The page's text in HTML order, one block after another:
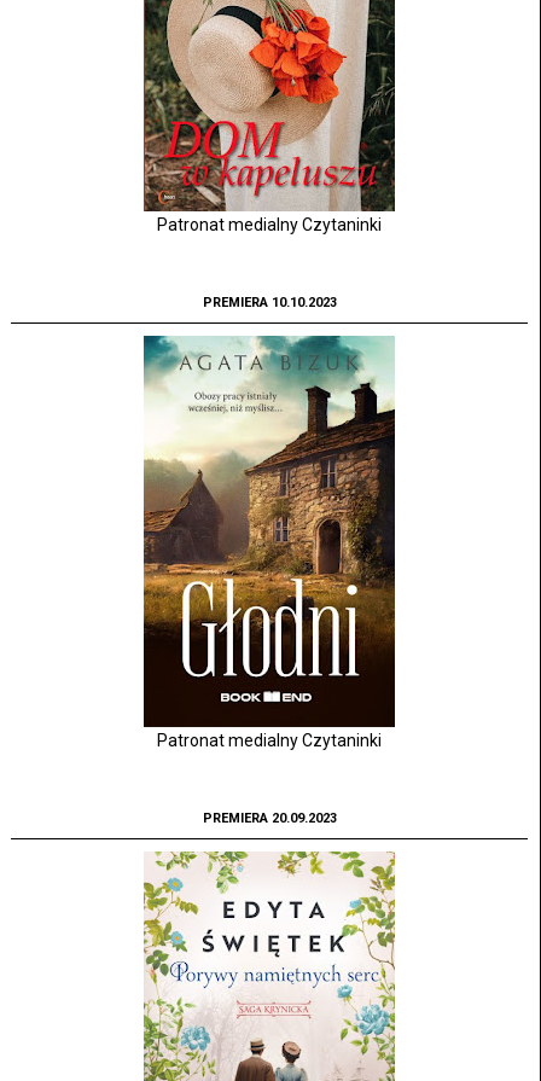
Patronat medialny Czytaninki
PREMIERA 10.10.2023
Patronat medialny Czytaninki
PREMIERA 20.09.2023